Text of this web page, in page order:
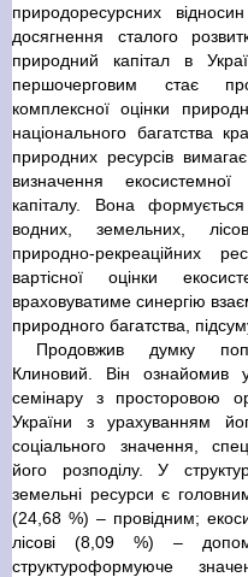
природоресурсних
досягнення сталого
природний капітал в
першочерговим стає
комплексної оцінки
національного багатства
природних ресурсів
визначення
капіталу. Вона
водних, земельних,
природно-рекреаційних
вартісної оцінки
враховуватиме синергію
природного багатства,
Продовжив думку
Клиновий. Він ознайомив
семінару з просторовою
України з урахуванням
соціального значення,
його розподілу. У
земельні ресурси є
(24,68 %) – провідним;
лісові (8,09 %) –
структуроформуюче